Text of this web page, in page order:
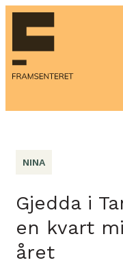
NINA
Gjedda i
en kvart
året